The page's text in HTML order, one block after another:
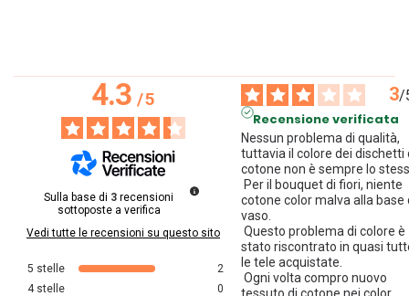
4.3/5
Sulla base di 3 recensioni
sottoposte a verifica
Vedi tutte le recensioni su questo sito
5 stelle
2
4 stelle 0
3/
Recensione verificata
Nessun problema di qualità,
tuttavia il colore dei dischetti
cotone non è sempre lo
Per il bouquet di fiori, niente
cotone color malva alla base
vaso.
Questo problema di colore è
stato riscontrato in quasi
le tele acquistate.
Ogni volta compro nuovo
tessuto di cotone nei color...